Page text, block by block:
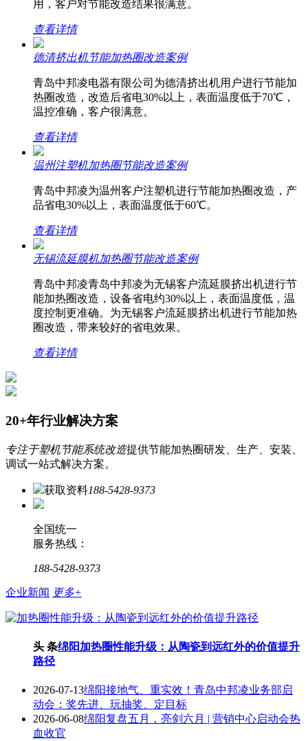
用，客户对节能改造结果很满意。
查看详情
德清挤出机节能加热圈改造案例
青岛中邦凌电器有限公司为德清挤出机用户进行节能加
热圈改造，改造后省电30%以上，表面温度低于70℃，
温控准确，客户很满意。
查看详情
温州注塑机加热圈节能改造案例
青岛中邦凌为温州客户注塑机进行节能加热圈改造，产
品省电30%以上，表面温度低于60℃。
查看详情
无锡流延膜机加热圈节能改造案例
青岛中邦凌青岛中邦凌为无锡客户流延膜挤出机进行节
能加热圈改造，设备省电约30%以上，表面温度低，温
度控制更准确。为无锡客户流延膜挤出机进行节能加热
圈改造，带来较好的省电效果。
查看详情
20+年行业解决方案
专注于塑机节能系统改造提供节能加热圈研发、生产、安装、
调试一站式解决方案。
获取资料188-5428-9373
全国统一
服务热线：
188-5428-9373
企业新闻 更多+
头 条绵阳加热圈性能升级：从陶瓷到远红外的价值提升
路径
2026-07-13绵阳接地气、重实效！青岛中邦凌业务部启
动会：奖先进、玩抽奖、定目标
2026-06-08绵阳复盘五月，亮剑六月 | 营销中心启动会热
血收官